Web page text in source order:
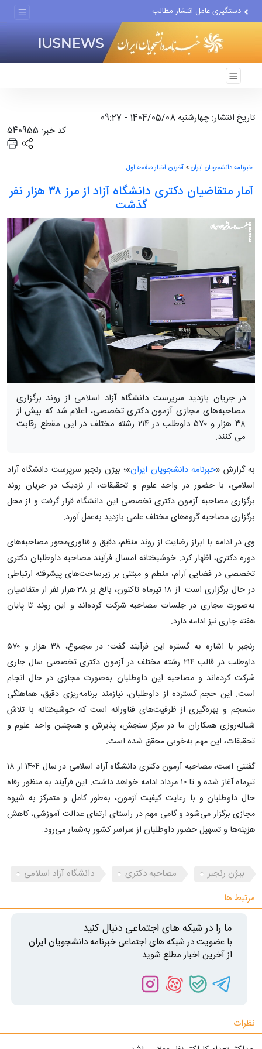
دستگیری عامل انتشار مطالب...
ضربه مغزی بیش از ۷۰۰ نظامی...
تاریخ انتشار: چهارشنبه 1404/05/08 - 09:27
کد خبر: 540955
خبرنامه دانشجویان ایران> آخرین اخبار صفحه اول
آمار متقاضیان دکتری دانشگاه آزاد از مرز ۳۸ هزار نفر
گذشت
در جریان بازدید سرپرست دانشگاه آزاد اسلامی از روند برگزاری
مصاحبه‌های مجازی آزمون دکتری تخصصی، اعلام شد که بیش از
۳۸ هزار و ۵۷۰ داوطلب در ۲۱۴ رشته مختلف در این مقطع رقابت
می کنند.
به گزارش «خبرنامه دانشجویان ایران»؛ بیژن رنجبر سرپرست دانشگاه آزاد
اسلامی، با حضور در واحد علوم و تحقیقات، از نزدیک در جریان روند
برگزاری مصاحبه آزمون دکتری تخصصی این دانشگاه قرار گرفت و از محل
برگزاری مصاحبه گروه‌های مختلف علمی بازدید به‌عمل آورد.
وی در ادامه با ابراز رضایت از روند منظم، دقیق و فناوری‌محور مصاحبه‌های
دوره دکتری، اظهار کرد: خوشبختانه امسال فرآیند مصاحبه داوطلبان دکتری
تخصصی در فضایی آرام، منظم و مبتنی بر زیرساخت‌های پیشرفته ارتباطی
در حال برگزاری است. از ۱۸ تیرماه تاکنون، بالغ بر ۳۸ هزار نفر از متقاضیان
به‌صورت مجازی در جلسات مصاحبه شرکت کرده‌اند و این روند تا پایان
هفته جاری نیز ادامه دارد.
رنجبر با اشاره به گستره این فرآیند گفت: در مجموع، ۳۸ هزار و ۵۷۰
داوطلب در قالب ۲۱۴ رشته مختلف در آزمون دکتری تخصصی سال جاری
شرکت کرده‌اند و مصاحبه این داوطلبان به‌صورت مجازی در حال انجام
است. این حجم گسترده از داوطلبان، نیازمند برنامه‌ریزی دقیق، هماهنگی
منسجم و بهره‌گیری از ظرفیت‌های فناورانه است که خوشبختانه با تلاش
شبانه‌روزی همکاران ما در مرکز سنجش، پذیرش و همچنین واحد علوم و
تحقیقات، این مهم به‌خوبی محقق شده است.
گفتنی است، مصاحبه آزمون دکتری دانشگاه آزاد اسلامی در سال ۱۴۰۴ از ۱۸
تیرماه آغاز شده و تا ۱۰ مرداد ادامه خواهد داشت. این فرآیند به منظور رفاه
حال داوطلبان و با رعایت کیفیت آزمون، به‌طور کامل و متمرکز به شیوه
مجازی برگزار می‌شود و گامی مهم در راستای ارتقای عدالت آموزشی، کاهش
هزینه‌ها و تسهیل حضور داوطلبان از سراسر کشور به‌شمار می‌رود.
بیژن رنجبر مصاحبه دکتری
دانشگاه آزاد اسلامی
مرتبط ها
ما را در شبکه های اجتماعی دنبال کنید
با عضویت در شبکه های اجتماعی خبرنامه دانشجویان ایران
از آخرین اخبار مطلع شوید
نظرات